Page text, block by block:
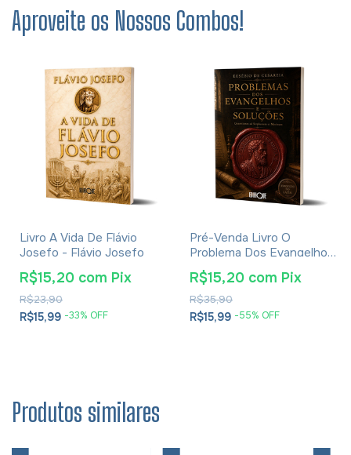
Aproveite os Nossos Combos!
Livro A Vida De Flávio
Josefo - Flávio Josefo
R$15,99 -33% OFF
R$23,90
R$15,20 com Pix
Pré-Venda Livro O
Problema Dos Evangelhos
E Soluções- Eusébio De
Cesareia
R$15,99 -55% OFF
R$35,90
R$15,20 com Pix
Produtos similares